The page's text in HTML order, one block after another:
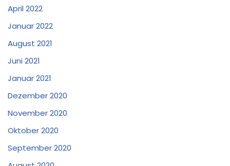
April 2022
Januar 2022
August 2021
Juni 2021
Januar 2021
Dezember 2020
November 2020
Oktober 2020
September 2020